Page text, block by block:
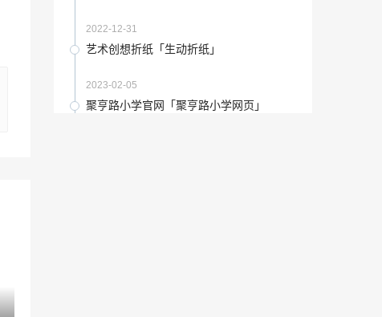
2022-12-27
“空间”君业750X1500mm 素色的温柔 舒适
2023-06-30
谈论爱与自由时 为什么总想到法国「西方
2022-12-31
艺术创想折纸「生动折纸」
2023-02-05
聚亨路小学官网「聚亨路小学网页」